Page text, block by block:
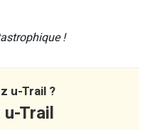
!
u-Trail ?
Trail